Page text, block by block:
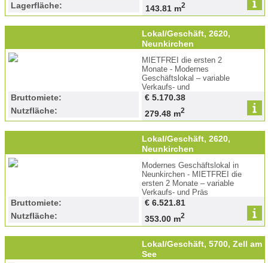
Lagerfläche: 143.81 m2
Lokal/Geschäft, 2620,
Neunkirchen
MIETFREI die ersten 2
Monate - Modernes
Geschäftslokal – variable
Verkaufs- und
Präsentationsflächen
Bruttomiete:
€ 5.170.38
Nutzfläche:
279.48 m2
Lokal/Geschäft, 2620,
Neunkirchen
Modernes Geschäftslokal in
Neunkirchen - MIETFREI die
ersten 2 Monate – variable
Verkaufs- und Präs
Bruttomiete:
€ 6.521.81
Nutzfläche:
353.00 m2
Lokal/Geschäft, 5700, Zell am
See